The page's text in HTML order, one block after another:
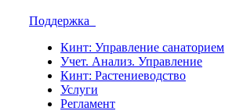
Поддержка
Кинт: Управление санаторием
Учет. Анализ. Управление
Кинт: Растениеводство
Услуги
Регламент